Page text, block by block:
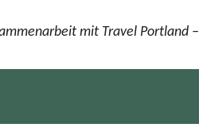
mit Travel Portland –